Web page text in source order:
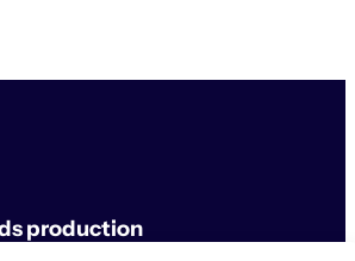
production